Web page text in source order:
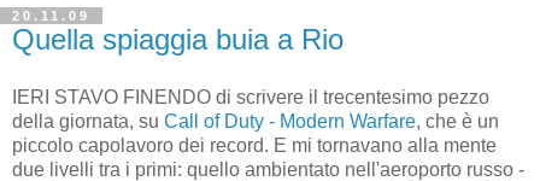
20.11.09
Quella spiaggia buia a Rio
IERI STAVO FINENDO di scrivere il trecentesimo pezzo
della giornata, su Call of Duty - Modern Warfare, che è un
piccolo capolavoro dei record. E mi tornavano alla mente
due livelli tra i primi: quello ambientato nell'aeroporto russo -